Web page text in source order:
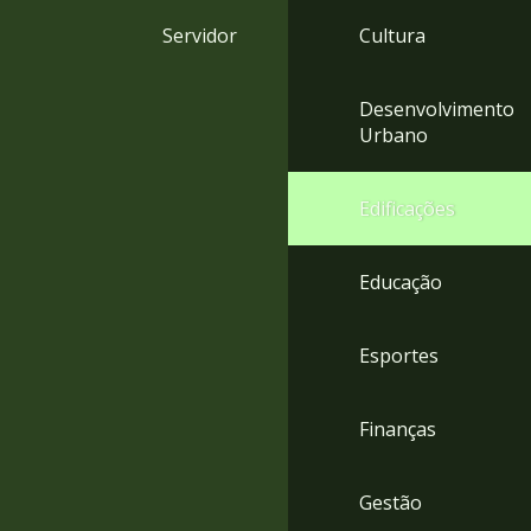
Servidor Cultura
Desenvolvimento
Urbano
Edificações
Educação
Esportes
Finanças
Gestão